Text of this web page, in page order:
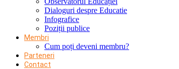
Dialoguri despre Educatie
Infografice
Poziții publice
Membri
Cum poți deveni membru?
Parteneri
Contact